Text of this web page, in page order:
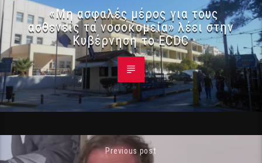
«Μη ασφαλές μέρος για τους
ασθενείς τα νοσοκομεία» λέει στην
Κυβέρνηση το ECDC
Previous post